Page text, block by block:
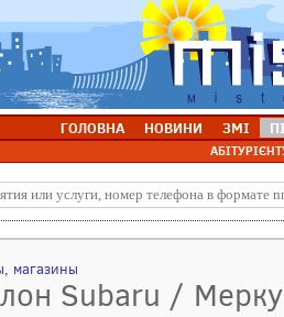
ГОЛОВНА НОВИНИ ЗМІ
магазины
Subaru /